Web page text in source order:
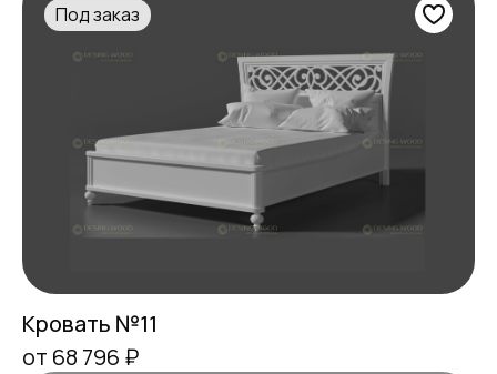
Под заказ
Кровать №11
от 68 796 ₽